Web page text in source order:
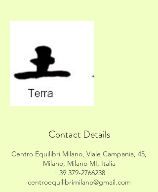
Contact Details
Centro Equilibri Milano, Viale Campania, 45,
Milano, Milano MI, Italia
+ 39 379-2766238
centroequilibrimilano@gmail.com